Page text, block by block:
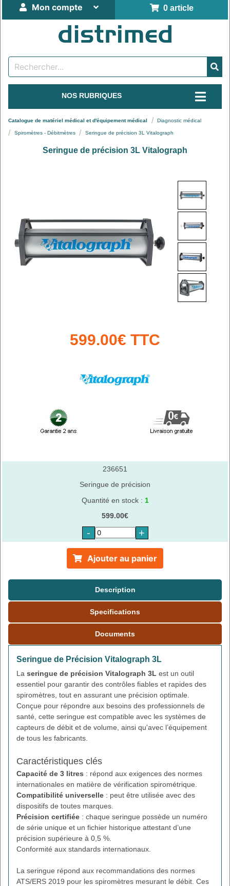
0 article
Mon compte
NOS RUBRIQUES
Catalogue de matériel médical et d'équipement médical Diagnostic médical
Spiromètres - Débitmètres Seringue de précision 3L Vitalograph
Seringue de précision 3L Vitalograph
599.00€ TTC
236651
Seringue de précision
Quantité en stock : 1
599.00€
- +
Ajouter au panier
Description
Specifications
Documents
Seringue de Précision Vitalograph 3L
La seringue de précision Vitalograph 3L est un outil
essentiel pour garantir des contrôles fiables et rapides des
spiromètres, tout en assurant une précision optimale.
Conçue pour répondre aux besoins des professionnels de
santé, cette seringue est compatible avec les systèmes de
capteurs de débit et de volume, ainsi qu'avec l’équipement
de tous les fabricants.
Caractéristiques clés
Capacité de 3 litres : répond aux exigences des normes
internationales en matière de vérification spirométrique.
Compatibilité universelle : peut être utilisée avec des
dispositifs de toutes marques.
Précision certifiée : chaque seringue possède un numéro
de série unique et un fichier historique attestant d’une
précision supérieure à 0,5 %.
Conformité aux standards internationaux.
La seringue répond aux recommandations des normes
ATS/ERS 2019 pour les spiromètres mesurant le débit. Ces